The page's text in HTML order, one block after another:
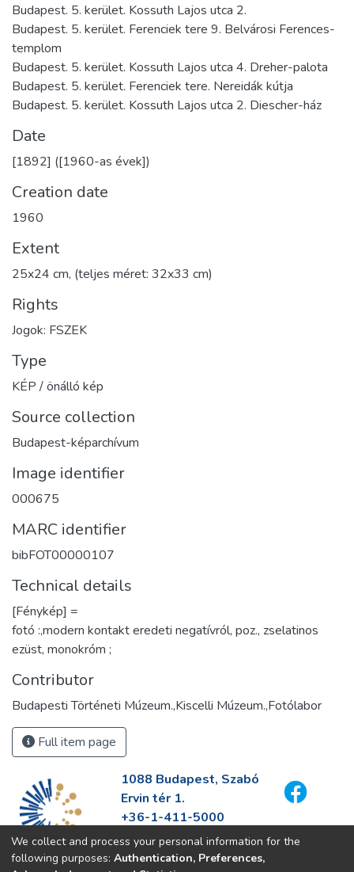
Budapest. 5. kerület. Kossuth Lajos utca 2.
Budapest. 5. kerület. Ferenciek tere 9. Belvárosi Ferences-
templom
Budapest. 5. kerület. Kossuth Lajos utca 4. Dreher-palota
Budapest. 5. kerület. Ferenciek tere. Nereidák kútja
Budapest. 5. kerület. Kossuth Lajos utca 2. Diescher-ház
Date
[1892] ([1960-as évek])
Creation date
1960
Extent
25x24 cm, (teljes méret: 32x33 cm)
Rights
Jogok: FSZEK
Type
KÉP / önálló kép
Source collection
Budapest-képarchívum
Image identifier
000675
MARC identifier
bibFOT00000107
Technical details
[Fénykép] =
fotó :,modern kontakt eredeti negatívról, poz., zselatinos
ezüst, monokróm ;
Contributor
Budapesti Történeti Múzeum.,Kiscelli Múzeum.,Fotólabor
Full item page
1088 Budapest, Szabó
Ervin tér 1.
+36-1-411-5000
info@fszek.hu
https://fszek.hu
We collect and process your personal information for the
following purposes: Authentication, Preferences,